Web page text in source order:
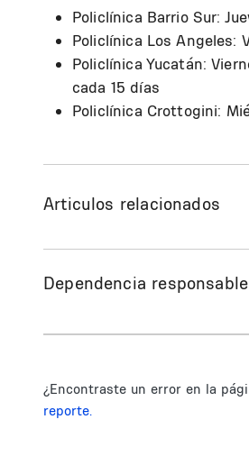
Policlínica Barrio Sur:
Policlínica Los Angeles:
Policlínica Yucatán:
cada 15 días
Policlínica Crottogini:
Articulos relacionados
Dependencia responsable
¿Encontraste un error en la
reporte.